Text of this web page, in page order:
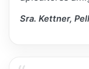
Sra. Kettner,